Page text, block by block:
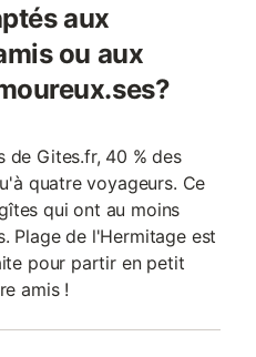
aux
ou aux
de Gites.fr, 40 % des
quatre voyageurs. Ce
qui ont au moins
Plage de l'Hermitage est
pour partir en petit
amis !